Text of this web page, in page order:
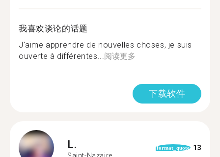
我喜欢谈论的话题
J'aime apprendre de nouvelles choses, je suis
ouverte à différentes...阅读更多
下载软件
L.
Saint-Nazaire
format_quote 13